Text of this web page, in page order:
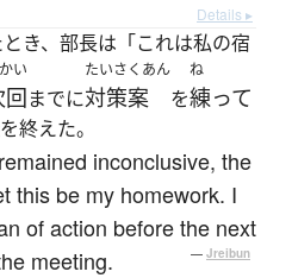
Details ▸
き、部長は「これは私の宿
い
回までに
たいさくあん
対策案 を
ね
練って
終えた。
inconclusive, the
this be my homework. I
of action before the next
meeting.
— Jreibun